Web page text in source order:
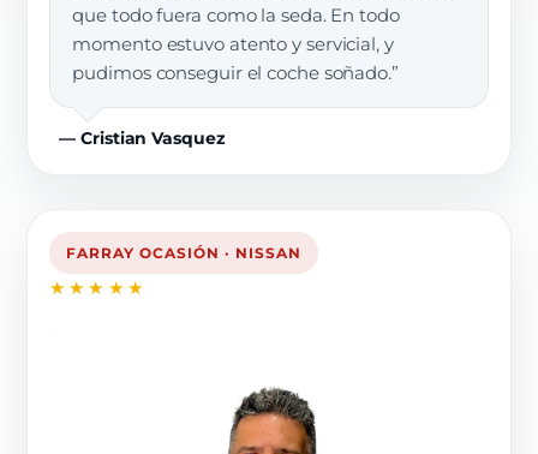
que todo fuera como la seda. En todo
momento estuvo atento y servicial, y
pudimos conseguir el coche soñado.”
— Cristian Vasquez
FARRAY OCASIÓN · NISSAN
★★★★★